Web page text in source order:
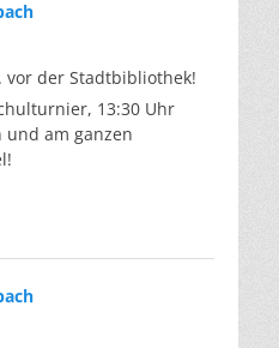
der Stadtbibliothek!
13:30 Uhr
am ganzen